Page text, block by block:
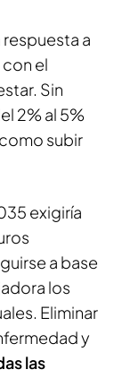
a
el
Sin
2% al 5%
subir
exigiría
a base
los
Eliminar
y
las